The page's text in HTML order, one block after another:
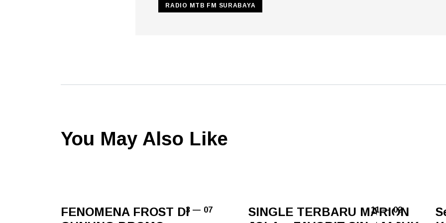
RADIO MTB FM SURABAYA
You May Also Like
3 — 07
FENOMENA FROST DI
11 — 02
SINGLE TERBARU MARION